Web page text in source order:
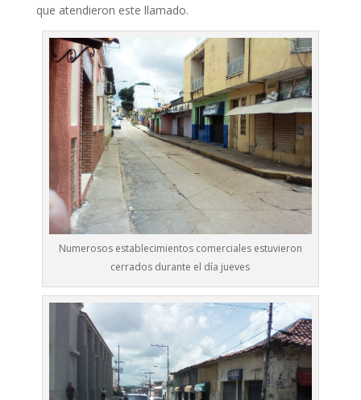
que atendieron este llamado.
Numerosos establecimientos comerciales estuvieron
cerrados durante el día jueves